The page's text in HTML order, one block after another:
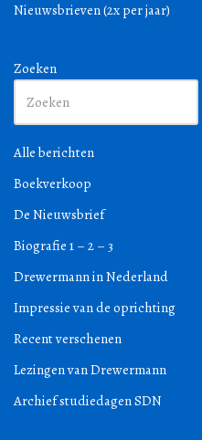
Nieuwsbrieven (2x per jaar)
Zoeken
Alle berichten
Boekverkoop
De Nieuwsbrief
Biografie 1 – 2 – 3
Drewermann in Nederland
Impressie van de oprichting
Recent verschenen
Lezingen van Drewermann
Archief studiedagen SDN